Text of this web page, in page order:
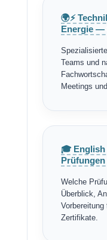
🌍⚡
Energie —
Teams und
Meetings
🎓
Welche
Überblick,
Zertifikate.